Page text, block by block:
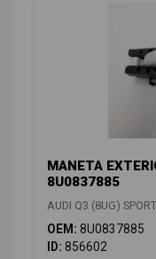
MANETA
8U0837885
AUDI Q3 (8UG) SPORT
OEM: 8U0837885
ID: 856602